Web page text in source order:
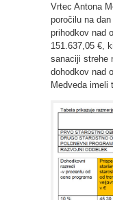
Vrtec Antona
poročilu na
prihodkov nad
151.637,05 €,
sanaciji strehe
dohodkov nad
Medveda imeli